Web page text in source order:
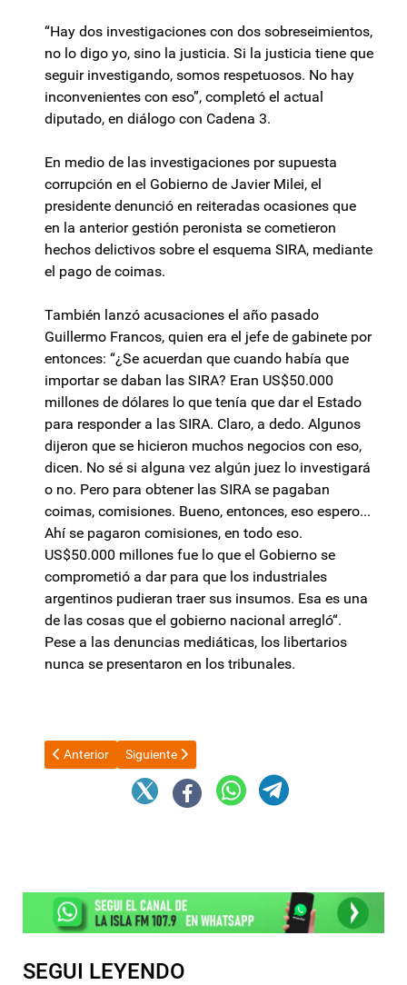
“Hay dos investigaciones con dos sobreseimientos,
no lo digo yo, sino la justicia. Si la justicia tiene que
seguir investigando, somos respetuosos. No hay
inconvenientes con eso”, completó el actual
diputado, en diálogo con Cadena 3.
En medio de las investigaciones por supuesta
corrupción en el Gobierno de Javier Milei, el
presidente denunció en reiteradas ocasiones que
en la anterior gestión peronista se cometieron
hechos delictivos sobre el esquema SIRA, mediante
el pago de coimas.
También lanzó acusaciones el año pasado
Guillermo Francos, quien era el jefe de gabinete por
entonces: “¿Se acuerdan que cuando había que
importar se daban las SIRA? Eran US$50.000
millones de dólares lo que tenía que dar el Estado
para responder a las SIRA. Claro, a dedo. Algunos
dijeron que se hicieron muchos negocios con eso,
dicen. No sé si alguna vez algún juez lo investigará
o no. Pero para obtener las SIRA se pagaban
coimas, comisiones. Bueno, entonces, eso espero...
Ahí se pagaron comisiones, en todo eso.
US$50.000 millones fue lo que el Gobierno se
comprometió a dar para que los industriales
argentinos pudieran traer sus insumos. Esa es una
de las cosas que el gobierno nacional arregló“.
Pese a las denuncias mediáticas, los libertarios
nunca se presentaron en los tribunales.
Artículo anterior: Kicillof suspendió la ayuda alimentaria y
Anterior Artículo siguiente: Quién es Rodolfo Tailhade, el
Siguiente
SEGUI LEYENDO